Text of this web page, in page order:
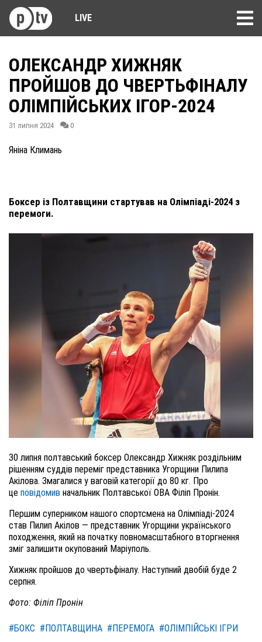
LIVE
ОЛЕКСАНДР ХИЖНЯК
ПРОЙШОВ ДО ЧВЕРТЬФІНАЛУ
ОЛІМПІЙСЬКИХ ІГОР-2024
31 липня 2024 0
Яніна Климань
Боксер із Полтавщини стартував на Олімпіаді-2024 з
перемоги.
30 липня полтавський боксер Олександр Хижняк роздільним
рішенням суддів переміг представника Угорщини Пилипа
Акілова. Змагалися у ваговій категорії до 80 кг. Про
це повідомив начальник Полтавської ОВА Філіп Пронін.
Першим суперником нашого спортсмена на Олімпіаді-2024
став Пилип Акілов — представник Угорщини українського
походження, який на початку повномасштабного вторгнення
зміг залишити окупований Маріуполь.
Хижняк пройшов до чвертьфіналу. Наступний двобій буде 2
серпня.
Фото: Філіп Пронін
#БОКС #ПОЛТАВЩИНА #ПЕРЕМОГА #ОЛІМПІЙСЬКІ ІГРИ